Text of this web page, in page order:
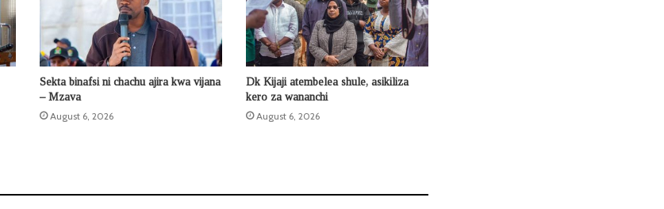
Sekta binafsi ni chachu ajira kwa vijana
– Mzava
August 6, 2026
Dk Kijaji atembelea shule, asikiliza
kero za wananchi
August 6, 2026